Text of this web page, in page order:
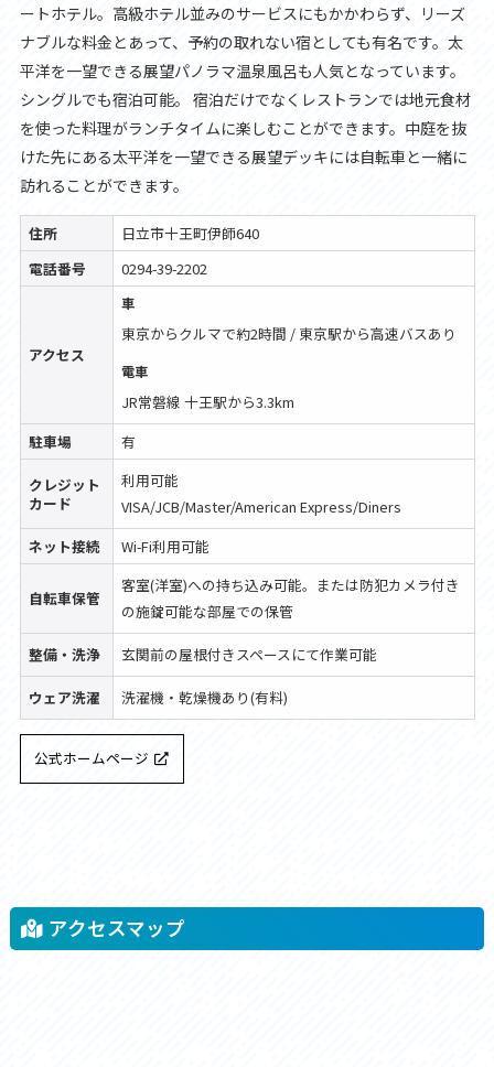
ートホテル。高級ホテル並みのサービスにもかかわらず、リーズ
ナブルな料金とあって、予約の取れない宿としても有名です。太
平洋を一望できる展望パノラマ温泉風呂も人気となっています。
シングルでも宿泊可能。 宿泊だけでなくレストランでは地元食材
を使った料理がランチタイムに楽しむことができます。中庭を抜
けた先にある太平洋を一望できる展望デッキには自転車と一緒に
訪れることができます。
住所
日立市十王町伊師640
電話番号
0294-39-2202
アクセス
車
東京からクルマで約2時間 / 東京駅から高速バスあり
電車
JR常磐線 十王駅から3.3km
駐車場
有
クレジット
カード
利用可能
VISA/JCB/Master/American Express/Diners
ネット接続
Wi-Fi利用可能
自転車保管
客室(洋室)への持ち込み可能。または防犯カメラ付き
の施錠可能な部屋での保管
整備・洗浄 玄関前の屋根付きスペースにて作業可能
ウェア洗濯 洗濯機・乾燥機あり(有料)
公式ホームページ
アクセスマップ